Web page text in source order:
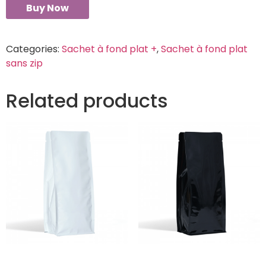
Buy Now
Categories: Sachet à fond plat +,Sachet à fond plat
sans zip
Related products